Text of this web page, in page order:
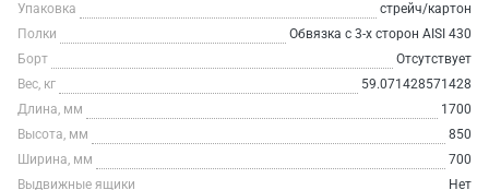
Упаковка
стрейч/картон
Полки
Обвязка с 3-х сторон AISI 430
Борт
Отсутствует
Вес, кг
59.071428571428
Длина, мм
1700
Высота, мм
850
Ширина, мм
700
Выдвижные ящики
Нет